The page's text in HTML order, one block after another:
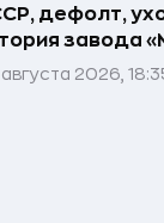
дефолт,
завода
2026,